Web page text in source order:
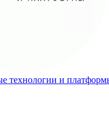
технологии и